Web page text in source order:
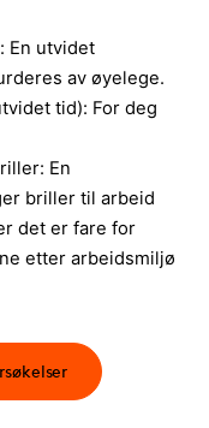
En utvidet
av øyelege.
tid): For deg
En
briller til arbeid
det er fare for
etter arbeidsmiljø